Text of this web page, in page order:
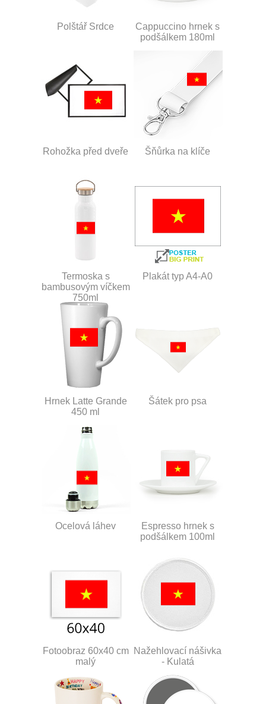
Polštář Srdce
Cappuccino hrnek s
podšálkem 180ml
Rohožka před dveře Šňůrka na klíče
Termoska s
bambusovým víčkem
750ml
Plakát typ A4-A0
Hrnek Latte Grande
450 ml
Šátek pro psa
Ocelová láhev
Espresso hrnek s
podšálkem 100ml
Fotoobraz 60x40 cm
malý
Nažehlovací nášivka
- Kulatá